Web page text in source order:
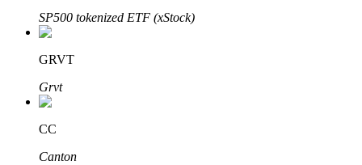
Bitrue Affiliates
SP500 tokenized ETF (xStock)
GRVT
Grvt
CC
Canton